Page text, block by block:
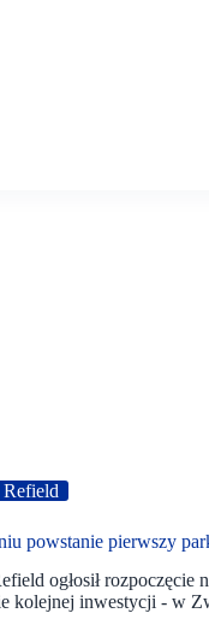
Refield
powstanie pierwszy
ogłosił
kolejnej inwestycji - w